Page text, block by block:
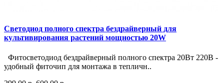
Светодиод полного спектра бездрайверный для
культивирования растений мощностью 20W
Фитосветодиод бездрайверный полного спектра 20Вт 220В -
удобный фиточип для монтажа в тепличн..